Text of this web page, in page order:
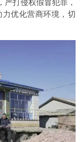
严打侵权假冒犯罪，
优化营商环境，切